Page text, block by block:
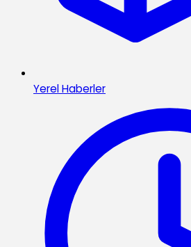
Yerel Haberler